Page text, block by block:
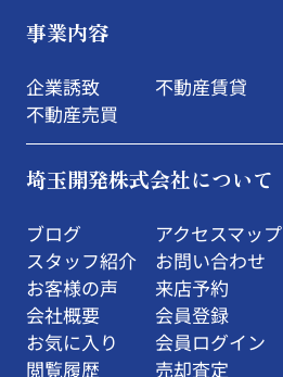
事業内容
企業誘致
不動産売買
不動産賃貸
埼玉開発株式会社について
ブログ
スタッフ紹介
お客様の声
会社概要
お気に入り
閲覧履歴
アクセスマップ
お問い合わせ
来店予約
会員登録
会員ログイン
売却査定